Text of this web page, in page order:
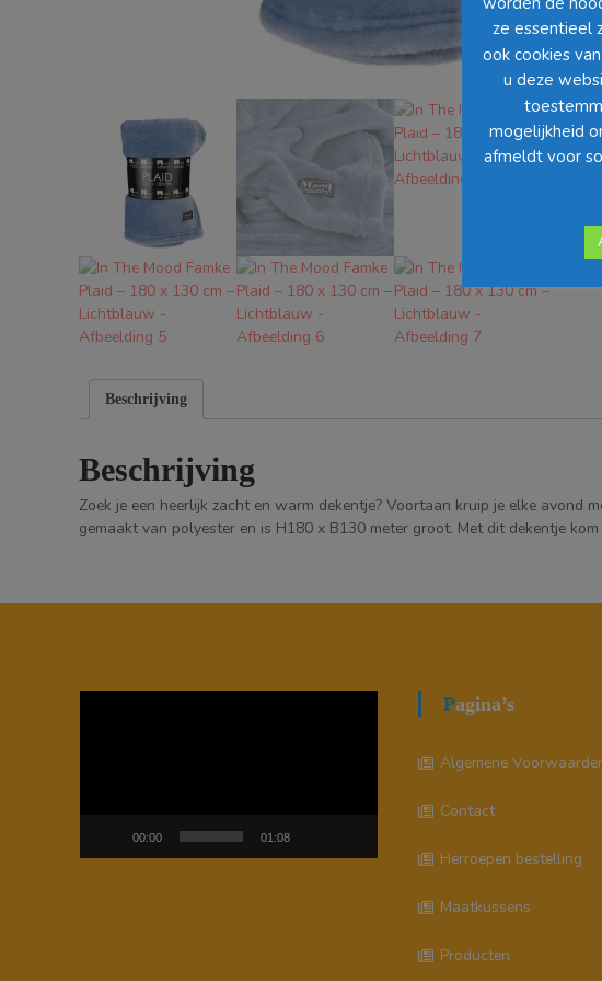
Beschrijving
Beschrijving
Zoek je een heerlijk zacht en warm dekentje? Voortaan kruip je elke avond
gemaakt van polyester en is H180 x B130 meter groot. Met dit dekentje
00:00 01:08
Pagina’s
Algemene
Contact
Herroepen bestelling
Maatkussens
Producten
ze essentieel
ook cookies
u deze
mogelijkheid
afmeldt voor